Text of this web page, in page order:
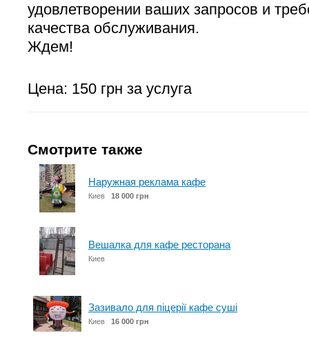
удовлетворении ваших запросов и
качества обслуживания.
Ждем!
Цена: 150 грн за услуга
Смотрите также
Наружная реклама кафе
Киев 18 000 грн
Вешалка для кафе ресторана
Киев
Зазивало для піцерії кафе суші
Киев 16 000 грн